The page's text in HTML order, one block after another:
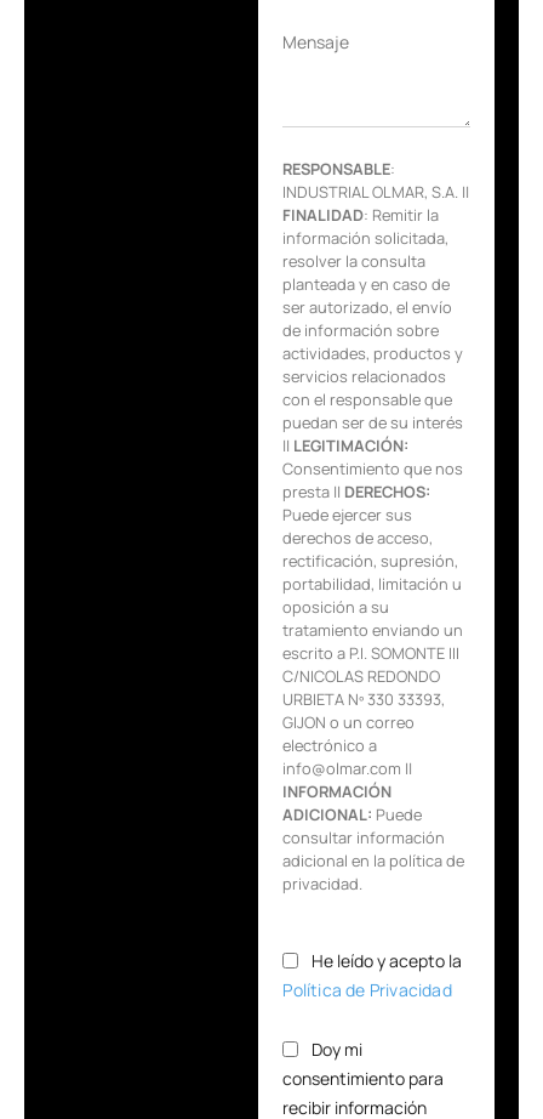
Mensaje
RESPONSABLE:
INDUSTRIAL OLMAR, S.A. ||
FINALIDAD: Remitir la
información solicitada,
resolver la consulta
planteada y en caso de
ser autorizado, el envío
de información sobre
actividades, productos y
servicios relacionados
con el responsable que
puedan ser de su interés
|| LEGITIMACIÓN:
Consentimiento que nos
presta || DERECHOS:
Puede ejercer sus
derechos de acceso,
rectificación, supresión,
portabilidad, limitación u
oposición a su
tratamiento enviando un
escrito a P.I. SOMONTE III
C/NICOLAS REDONDO
URBIETA Nº 330 33393,
GIJON o un correo
electrónico a
info@olmar.com ||
INFORMACIÓN
ADICIONAL: Puede
consultar información
adicional en la política de
privacidad.
He leído y acepto la
Política de Privacidad
Doy mi
consentimiento para
recibir información